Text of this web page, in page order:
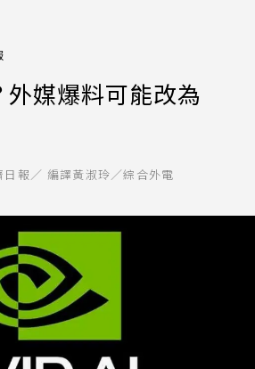
媒爆料可能改為
日報／ 編譯黃淑玲／綜合外電